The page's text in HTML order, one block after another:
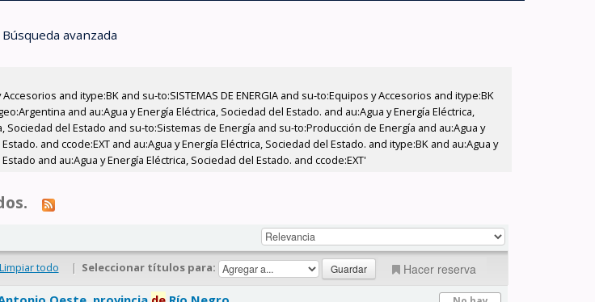
Búsqueda avanzada
and itype:BK and su-to:SISTEMAS DE ENERGIA and su-to:Equipos y Accesorios and itype:BK
and au:Agua y Energía Eléctrica, Sociedad del Estado. and au:Agua y Energía Eléctrica,
del Estado and su-to:Sistemas de Energía and su-to:Producción de Energía and au:Agua y
and ccode:EXT and au:Agua y Energía Eléctrica, Sociedad del Estado. and itype:BK and au:Agua y
and au:Agua y Energía Eléctrica, Sociedad del Estado. and ccode:EXT'
Limpiar todo | Seleccionar títulos para: Hacer reserva